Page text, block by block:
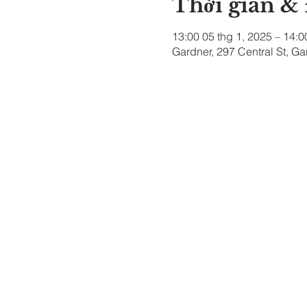
Thời gian &
13:00 05 thg 1, 2025 –
Gardner, 297 Central St,